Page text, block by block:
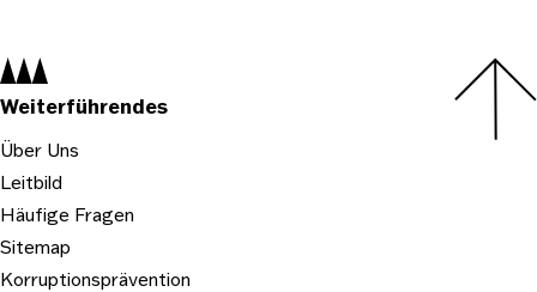
Navigation:
Weiterführendes
Über Uns
Leitbild
Häufige Fragen
Sitemap
Korruptionsprävention